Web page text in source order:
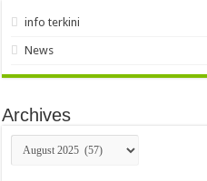
info terkini
News
Archives
Archives